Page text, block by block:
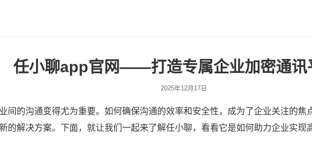
任小聊app官网——打造专属企业加密通讯
2025年12月17日
间的沟通变得尤为重要。如何确保沟通的效率和安全性，成为了企业关注的焦
的解决方案。下面，就让我们一起来了解任小聊，看看它是如何助力企业实现